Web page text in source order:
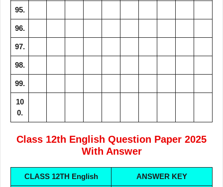
95.
96.
97.
98.
99.
10
0.
Class 12th English Question Paper 2025
With Answer
CLASS 12TH English ANSWER KEY